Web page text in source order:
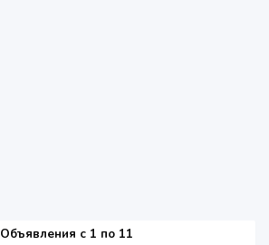
Объявления c 1 по 11